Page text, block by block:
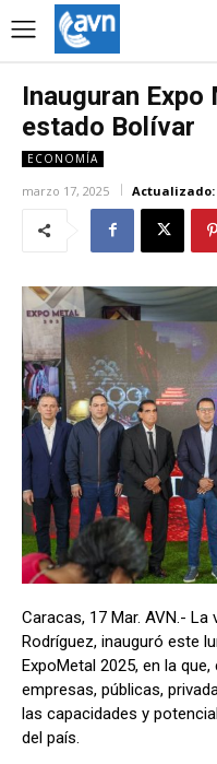
Inauguran
estado Bolívar
ECONOMÍA
marzo 17, 2025 Actualizado:
Caracas, 17 Mar. AVN.- La
Rodríguez, inauguró este
ExpoMetal 2025, en la
empresas, públicas,
las capacidades y
del país.